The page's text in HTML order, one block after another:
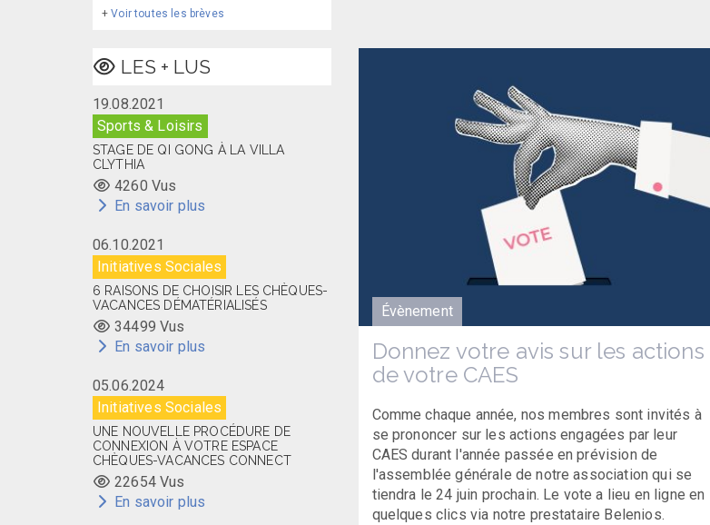
Évènement
Donnez votre avis sur les actions
de votre CAES
Comme chaque année, nos membres sont invités à
se prononcer sur les actions engagées par leur
CAES durant l'année passée en prévision de
l'assemblée générale de notre association qui se
tiendra le 24 juin prochain. Le vote a lieu en ligne en
quelques clics via notre prestataire Belenios.
+Voir toutes les brèves
LES + LUS
19.08.2021
Sports & Loisirs
STAGE DE QI GONG À LA VILLA
CLYTHIA
4260 Vus
En savoir plus
06.10.2021
Initiatives Sociales
6 RAISONS DE CHOISIR LES CHÈQUES-
VACANCES DÉMATÉRIALISÉS
34499 Vus
En savoir plus
05.06.2024
Initiatives Sociales
UNE NOUVELLE PROCÉDURE DE
CONNEXION À VOTRE ESPACE
CHÈQUES-VACANCES CONNECT
22654 Vus
En savoir plus